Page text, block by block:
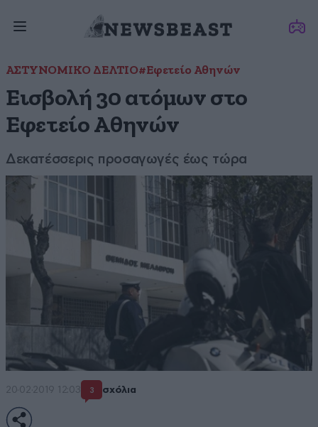
ΑΣΤΥΝΟΜΙΚΟ ΔΕΛΤΙΟ#Εφετείο Αθηνών
Εισβολή 30 ατόμων στο
Εφετείο Αθηνών
Δεκατέσσερις προσαγωγές έως τώρα
20·02·2019 12:03 3 σχόλια